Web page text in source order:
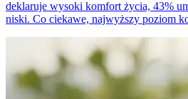
deklaruje wysoki komfort życia, 43%
niski. Co ciekawe, najwyższy poziom